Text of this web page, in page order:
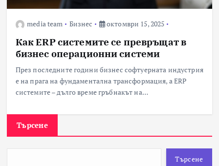
media team Бизнес октомври 15, 2025
Как ERP системите се превръщат в
бизнес операционни системи
През последните години бизнес софтуерната индустрия
е на прага на фундаментална трансформация, а ERP
системите – дълго време гръбнакът на…
Търсене
Търсене